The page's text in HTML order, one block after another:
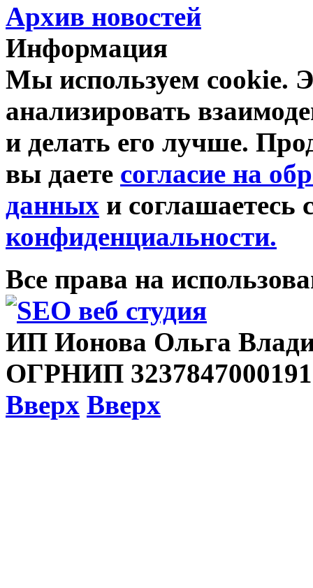
Архив новостей
Информация
Мы используем cookie.
анализировать
и делать его лучше.
вы даете согласие на
данных и соглашаетесь
конфиденциальности.
Все права на
ИП Ионова Ольга
ОГРНИП
Вверх Вверх